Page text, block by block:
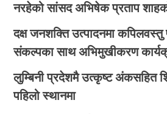
नरहेको सांसद अभिषेक प्रताप
दक्ष जनशक्ति उत्पादनमा कपिलवस्तु
संकल्पका साथ अभिमुखीकरण
लुम्बिनी प्रदेशमै उत्कृष्ट अंकसहित
पहिलो स्थानमा